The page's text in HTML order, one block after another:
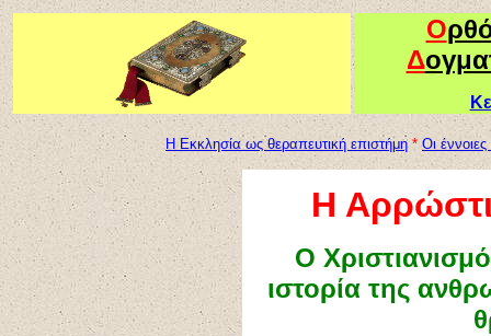
Ο
Δ
Η Εκκλησία ως θεραπευτική επιστήμη*Οι
Η
Ο
ιστορία της